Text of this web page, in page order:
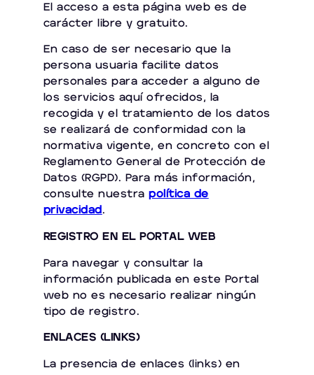
El acceso a esta página web es de
carácter libre y gratuito.
En caso de ser necesario que la
persona usuaria facilite datos
personales para acceder a alguno de
los servicios aquí ofrecidos, la
recogida y el tratamiento de los datos
se realizará de conformidad con la
normativa vigente, en concreto con el
Reglamento General de Protección de
Datos (RGPD). Para más información,
consulte nuestrapolítica de
privacidad .
REGISTRO EN EL PORTAL WEB
Para navegar y consultar la
información publicada en este Portal
web no es necesario realizar ningún
tipo de registro.
ENLACES (LINKS)
La presencia de enlaces (links) en